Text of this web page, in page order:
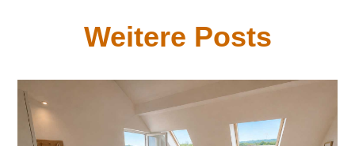
Weitere Posts